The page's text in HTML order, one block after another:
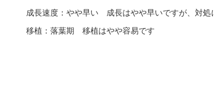
成長速度：やや早い 成長はやや早いですが、対処
移植：落葉期 移植はやや容易です